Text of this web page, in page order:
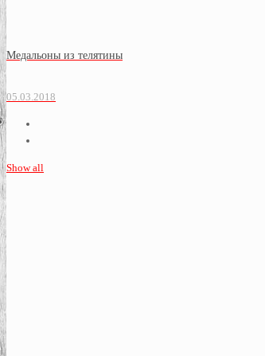
Медальоны из телятины
05.03.2018
Show all